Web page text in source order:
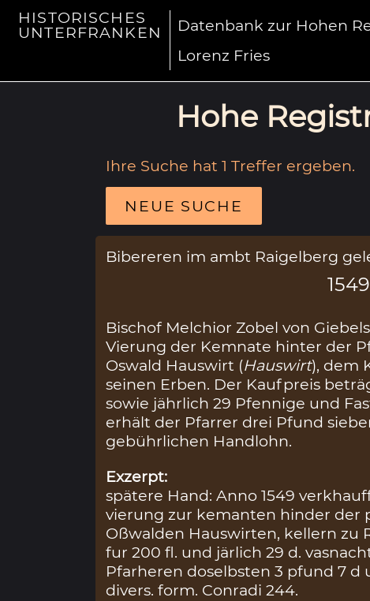
HISTORISCHES
UNTERFRANKEN
Datenbank zur Hohen
Lorenz Fries
Hohe
Ihre Suche hat 1 Treffer ergeben.
NEUE SUCHE
Bibereren im ambt Raigelberg
1549
Bischof Melchior Zobel von
Vierung der Kemnate hinter der
Oswald Hauswirt (Hauswirt), dem
seinen Erben. Der Kaufpreis
sowie jährlich 29 Pfennige und
erhält der Pfarrer drei Pfund
gebührlichen Handlohn.
Exzerpt:
spätere Hand: Anno 1549
vierung zur kemanten hinder der
Oßwalden Hauswirten, kellern zu
fur 200 fl. und järlich 29 d.
Pfarheren doselbsten 3 pfund 7
divers. form. Conradi 244.